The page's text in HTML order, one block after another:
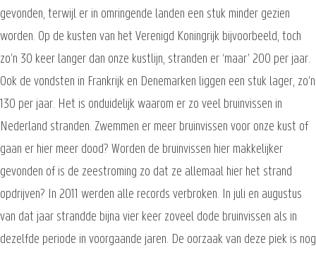
gevonden, terwijl er in omringende landen een stuk minder gezien
worden. Op de kusten van het Verenigd Koningrijk bijvoorbeeld, toch
zo’n 30 keer langer dan onze kustlijn, stranden er ‘maar’ 200 per jaar.
Ook de vondsten in Frankrijk en Denemarken liggen een stuk lager, zo’n
130 per jaar. Het is onduidelijk waarom er zo veel bruinvissen in
Nederland stranden. Zwemmen er meer bruinvissen voor onze kust of
gaan er hier meer dood? Worden de bruinvissen hier makkelijker
gevonden of is de zeestroming zo dat ze allemaal hier het strand
opdrijven? In 2011 werden alle records verbroken. In juli en augustus
van dat jaar strandde bijna vier keer zoveel dode bruinvissen als in
dezelfde periode in voorgaande jaren. De oorzaak van deze piek is nog